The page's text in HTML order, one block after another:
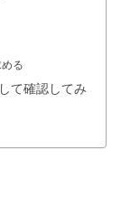
る
て確認してみ